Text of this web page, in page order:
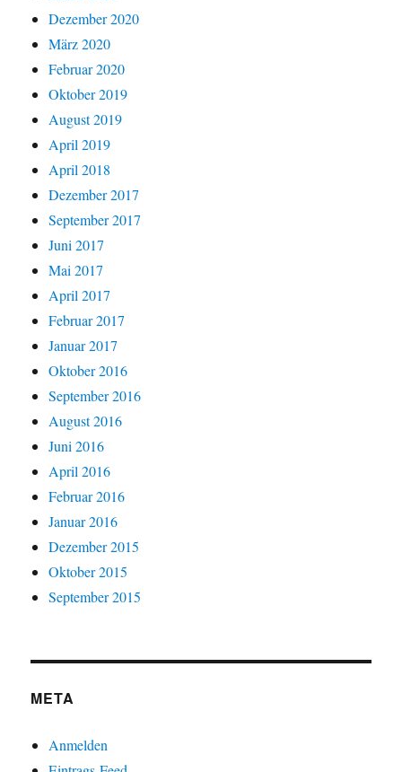
Dezember 2020
März 2020
Februar 2020
Oktober 2019
August 2019
April 2019
April 2018
Dezember 2017
September 2017
Juni 2017
Mai 2017
April 2017
Februar 2017
Januar 2017
Oktober 2016
September 2016
August 2016
Juni 2016
April 2016
Februar 2016
Januar 2016
Dezember 2015
Oktober 2015
September 2015
META
Anmelden